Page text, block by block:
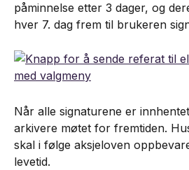
påminnelse etter 3 dager, og
hver 7. dag frem til brukeren
Når alle signaturene er
arkivere møtet for fremtiden.
skal i følge aksjeloven
levetid.